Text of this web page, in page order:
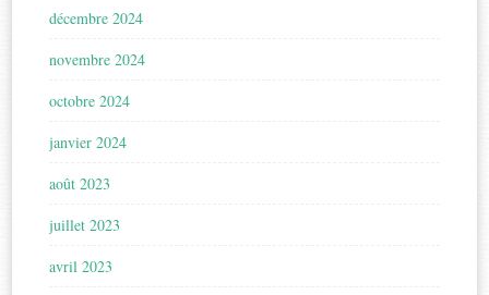
décembre 2024
novembre 2024
octobre 2024
janvier 2024
août 2023
juillet 2023
avril 2023